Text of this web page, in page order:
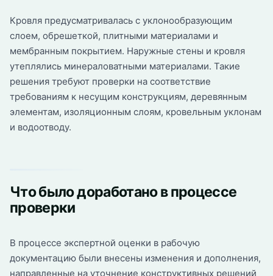
Кровля предусматривалась с уклонообразующим
слоем, обрешеткой, плитными материалами и
мембранным покрытием. Наружные стены и кровля
утеплялись минераловатными материалами. Такие
решения требуют проверки на соответствие
требованиям к несущим конструкциям, деревянным
элементам, изоляционным слоям, кровельным уклонам
и водоотводу.
Что было доработано в процессе
проверки
В процессе экспертной оценки в рабочую
документацию были внесены изменения и дополнения,
направленные на уточнение конструктивных решений